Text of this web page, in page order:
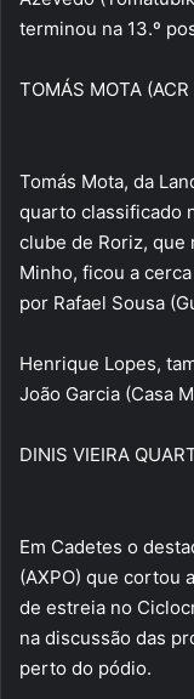
terminou na 13.º
TOMÁS MOTA
Tomás Mota, da
quarto classificado
clube de Roriz, que
Minho, ficou a
por Rafael Sousa
Henrique Lopes,
João Garcia (Casa
DINIS VIEIRA
Em Cadetes o
(AXPO) que cortou
de estreia no
na discussão das
perto do pódio.